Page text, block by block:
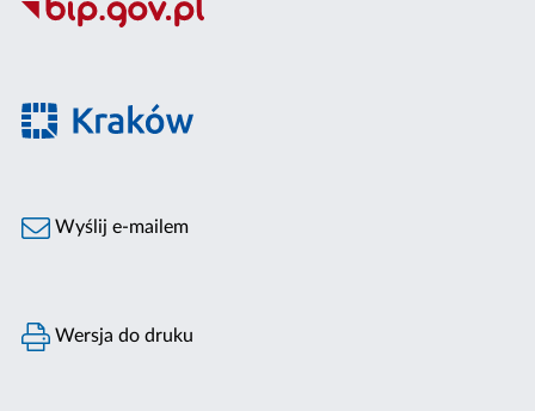
Wyślij e-mailem
Wersja do druku